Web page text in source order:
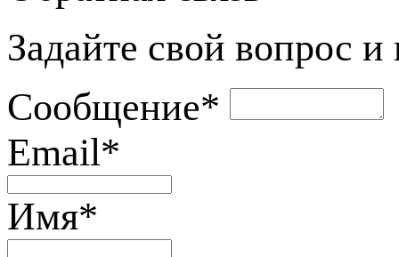
Задайте свой вопрос
Сообщение*
Email*
Имя*